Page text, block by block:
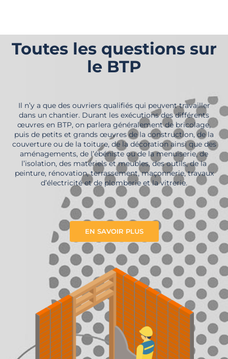
Toutes les questions sur
le BTP
Il n’y a que des ouvriers qualifiés qui peuvent travailler
dans un chantier. Durant les exécutions des différents
œuvres en BTP, on parlera généralement de bricolage,
puis de petits et grands œuvres de la construction, de la
couverture ou de la toiture, de la décoration ainsi que des
aménagements, de l’ébéniste ou de la menuiserie, de
l’isolation, des matériels et meubles, des outils, de la
peinture, rénovation, terrassement, maçonnerie, travaux
d’électricité et de plomberie et la vitrerie.
EN SAVOIR PLUS